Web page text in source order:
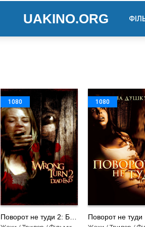
UAKINO.ORG
1080 1080
Поворот не туди